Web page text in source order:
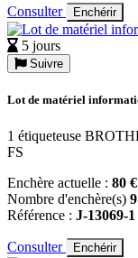
Consulter Enchérir
5 jours
Suivre
Lot de matériel
1 étiqueteuse
FS
Enchère actuelle : 80
Nombre d'enchère(s) 9
Référence : J-13069-1
Consulter Enchérir